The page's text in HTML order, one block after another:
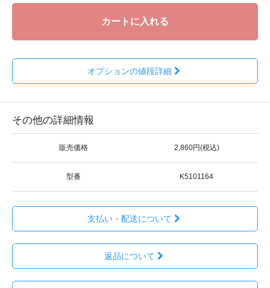
カートに入れる
オプションの値段詳細
その他の詳細情報
販売価格 2,860円(税込)
型番 K5101164
支払い・配送について
返品について